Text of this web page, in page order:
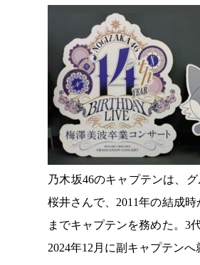
乃木坂46のキャプテンは、
桜井さんで、2011年の結成
までキャプテンを務めた。3
2024年12月に副キャプテン